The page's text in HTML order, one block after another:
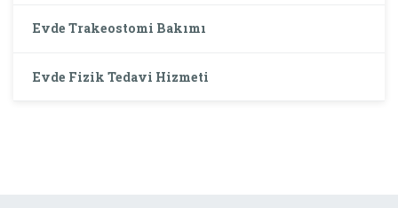
Evde Trakeostomi Bakımı
Evde Fizik Tedavi Hizmeti